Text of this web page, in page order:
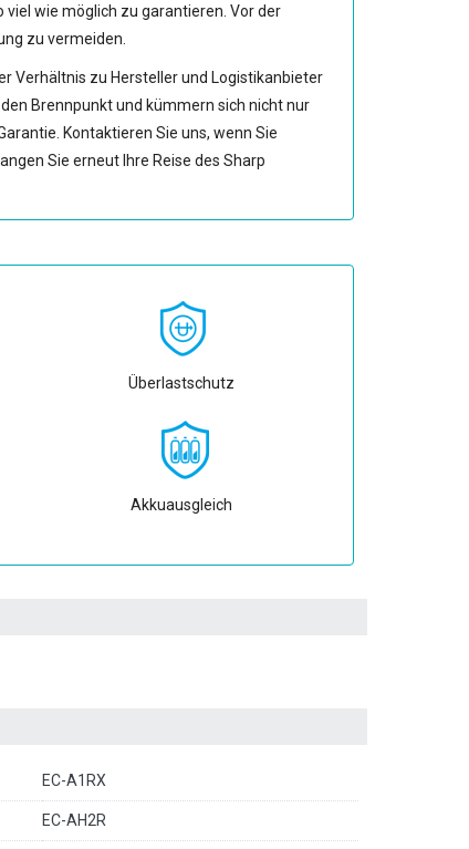
viel wie möglich zu garantieren. Vor der
zu vermeiden.
Verhältnis zu Hersteller und Logistikanbieter
Brennpunkt und kümmern sich nicht nur
Kontaktieren Sie uns, wenn Sie
Sie erneut Ihre Reise des Sharp
Überlastschutz
Akkuausgleich
EC-A1RX
EC-AH2R